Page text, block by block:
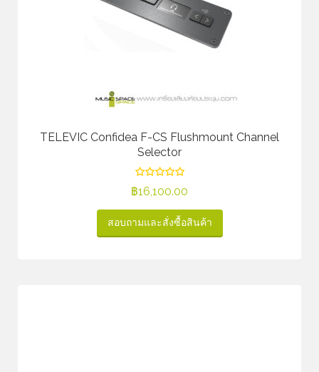
TELEVIC Confidea F-CS Flushmount Channel
Selector
฿16,100.00
สอบถามและสั่งซื้อสินค้า